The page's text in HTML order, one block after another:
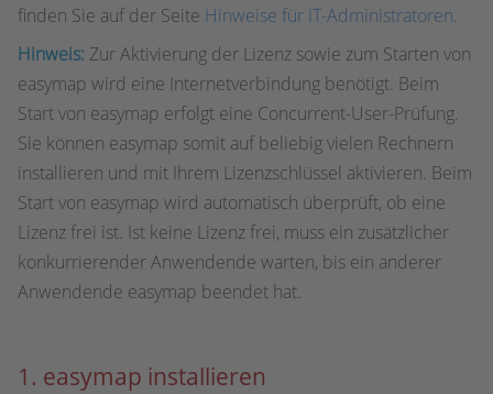
finden Sie auf der Seite Hinweise für IT-Administratoren.
Hinweis: Zur Aktivierung der Lizenz sowie zum Starten von
easymap wird eine Internetverbindung benötigt. Beim
Start von easymap erfolgt eine Concurrent-User-Prüfung.
Sie können easymap somit auf beliebig vielen Rechnern
installieren und mit Ihrem Lizenzschlüssel aktivieren. Beim
Start von easymap wird automatisch überprüft, ob eine
Lizenz frei ist. Ist keine Lizenz frei, muss ein zusätzlicher
konkurrierender Anwendende warten, bis ein anderer
Anwendende easymap beendet hat.
1. easymap installieren